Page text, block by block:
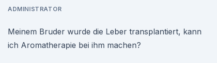
ADMINISTRATOR
Meinem Bruder wurde die Leber transplantiert, kann
ich Aromatherapie bei ihm machen?